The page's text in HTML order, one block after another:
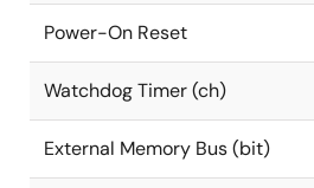
Power-On Reset
Watchdog Timer (ch)
External Memory Bus (bit)